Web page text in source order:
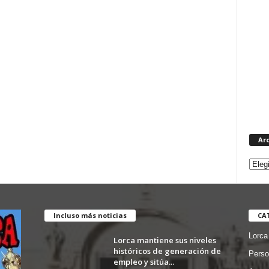
Incluso más noticias
Lorca mantiene sus niveles
históricos de generación de
empleo y sitúa...
Lorca